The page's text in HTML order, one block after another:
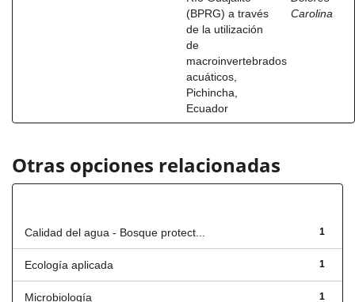
(BPRG) a través
de la utilización
de
macroinvertebrados
acuáticos,
Pichincha,
Ecuador
Carolina
Otras opciones relacionadas
1
Calidad del agua - Bosque protect...
1
Ecología aplicada
1
Microbiología